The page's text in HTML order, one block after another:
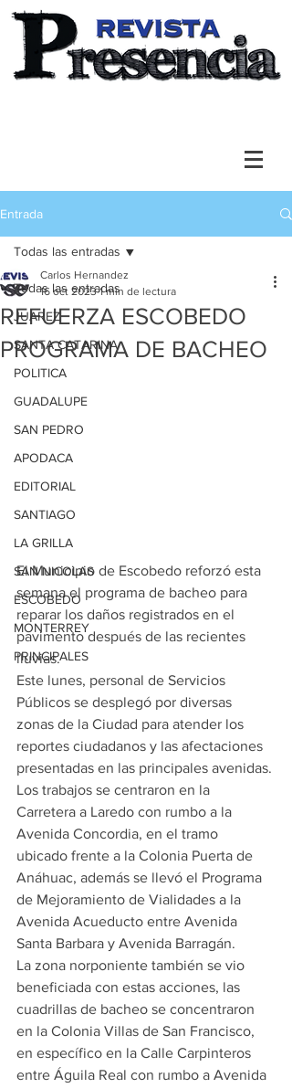
Entrada
Todas las entradas
JUAREZ
SANTA CATARINA
POLITICA
GUADALUPE
SAN PEDRO
APODACA
EDITORIAL
SANTIAGO
LA GRILLA
SAN NICOLAS
ESCOBEDO
MONTERREY
PRINCIPALES
Todas las entradas
REFUERZA ESCOBEDO
PROGRAMA DE BACHEO
Carlos Hernandez
16 oct 2023 1 min de lectura
El Municipio de Escobedo reforzó esta
semana el programa de bacheo para
reparar los daños registrados en el
pavimento después de las recientes
lluvias.
Este lunes, personal de Servicios
Públicos se desplegó por diversas
zonas de la Ciudad para atender los
reportes ciudadanos y las afectaciones
presentadas en las principales avenidas.
Los trabajos se centraron en la
Carretera a Laredo con rumbo a la
Avenida Concordia, en el tramo
ubicado frente a la Colonia Puerta de
Anáhuac, además se llevó el Programa
de Mejoramiento de Vialidades a la
Avenida Acueducto entre Avenida
Santa Barbara y Avenida Barragán.
La zona norponiente también se vio
beneficiada con estas acciones, las
cuadrillas de bacheo se concentraron
en la Colonia Villas de San Francisco,
en específico en la Calle Carpinteros
entre Águila Real con rumbo a Avenida